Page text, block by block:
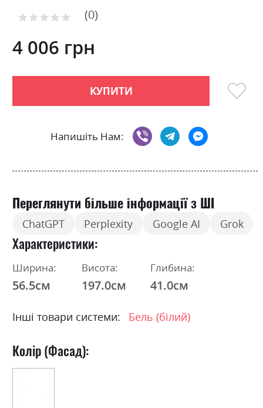
the
of
the
gallery
Рейтинг: 0
4 006 грн
КУПИТИ
Напишіть Нам:
Переглянути більше інформації з ШІ
ChatGPT Perplexity Google AI Grok
Характеристики
Ширина:
56.5см
Висота:
197.0см
Глибина:
41.0см
Інші товари системи: Бель (білий)
Колір (Фасад):